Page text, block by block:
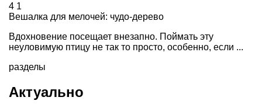
4 1
Вешалка для мелочей: чудо-дерево
Вдохновение посещает внезапно. Поймать эту
неуловимую птицу не так то просто, особенно, если ...
разделы
Актуально